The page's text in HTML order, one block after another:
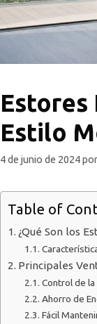
Estores
Estilo
4 de junio de 2024por
Table of
¿Qué Son los
Principales
Control de la
Ahorro de
Fácil